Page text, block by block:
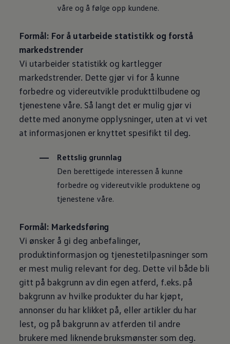
våre og å følge opp kundene.
Formål: For å utarbeide statistikk og forstå
markedstrender
Vi utarbeider statistikk og kartlegger
markedstrender. Dette gjør vi for å kunne
forbedre og videreutvikle produkttilbudene og
tjenestene våre. Så langt det er mulig gjør vi
dette med anonyme opplysninger, uten at vi vet
at informasjonen er knyttet spesifikt til deg.
Rettslig grunnlag
Den berettigede interessen å kunne
forbedre og videreutvikle produktene og
tjenestene våre.
Formål: Markedsføring
Vi ønsker å gi deg anbefalinger,
produktinformasjon og tjenestetilpasninger som
er mest mulig relevant for deg. Dette vil både bli
gitt på bakgrunn av din egen atferd, f.eks. på
bakgrunn av hvilke produkter du har kjøpt,
annonser du har klikket på, eller artikler du har
lest, og på bakgrunn av atferden til andre
brukere med liknende bruksmønster som deg.